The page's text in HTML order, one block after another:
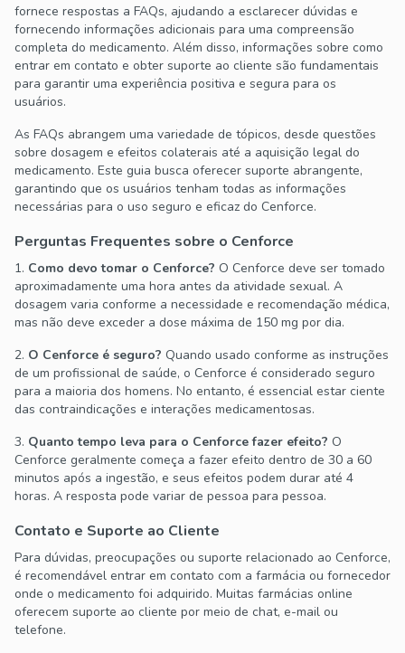
fornece respostas a FAQs, ajudando a esclarecer dúvidas e
fornecendo informações adicionais para uma compreensão
completa do medicamento. Além disso, informações sobre como
entrar em contato e obter suporte ao cliente são fundamentais
para garantir uma experiência positiva e segura para os
usuários.
As FAQs abrangem uma variedade de tópicos, desde questões
sobre dosagem e efeitos colaterais até a aquisição legal do
medicamento. Este guia busca oferecer suporte abrangente,
garantindo que os usuários tenham todas as informações
necessárias para o uso seguro e eficaz do Cenforce.
Perguntas Frequentes sobre o Cenforce
1. Como devo tomar o Cenforce? O Cenforce deve ser tomado
aproximadamente uma hora antes da atividade sexual. A
dosagem varia conforme a necessidade e recomendação médica,
mas não deve exceder a dose máxima de 150 mg por dia.
2. O Cenforce é seguro? Quando usado conforme as instruções
de um profissional de saúde, o Cenforce é considerado seguro
para a maioria dos homens. No entanto, é essencial estar ciente
das contraindicações e interações medicamentosas.
3. Quanto tempo leva para o Cenforce fazer efeito? O
Cenforce geralmente começa a fazer efeito dentro de 30 a 60
minutos após a ingestão, e seus efeitos podem durar até 4
horas. A resposta pode variar de pessoa para pessoa.
Contato e Suporte ao Cliente
Para dúvidas, preocupações ou suporte relacionado ao Cenforce,
é recomendável entrar em contato com a farmácia ou fornecedor
onde o medicamento foi adquirido. Muitas farmácias online
oferecem suporte ao cliente por meio de chat, e-mail ou
telefone.